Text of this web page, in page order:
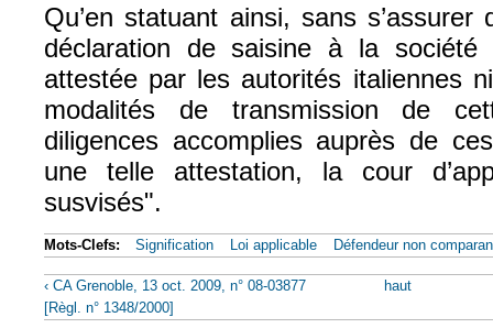
Qu’en statuant ainsi, sans
déclaration de saisine à la
attestée par les autorités italiennes
modalités de transmission de
diligences accomplies auprès de
une telle attestation, la cour
susvisés".
Mots-Clefs: Signification Loi applicable Défendeur non
‹ CA Grenoble, 13 oct. 2009, n° 08-03877
[Règl. n° 1348/2000]
haut